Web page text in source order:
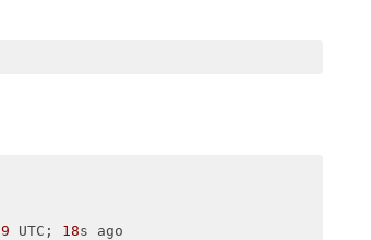
UTC; 18s ago